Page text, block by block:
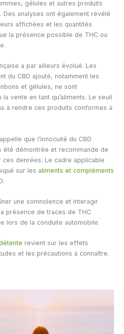
gélules et autres produits
Des analyses ont également révélé
affichées et les quantités
la présence possible de THC ou
a par ailleurs évolué. Les
du CBD ajouté, notamment les
et gélules, ne sont
vente en tant qu’aliments. Le seuil
à rendre ces produits conformes à
que l’innocuité du CBD
été démontrée et recommande de
ces denrées. Le cadre applicable
sur les aliments et compléments
.
une somnolence et interagir
présence de traces de THC
lors de la conduite automobile.
revient sur les effets
et les précautions à connaître.